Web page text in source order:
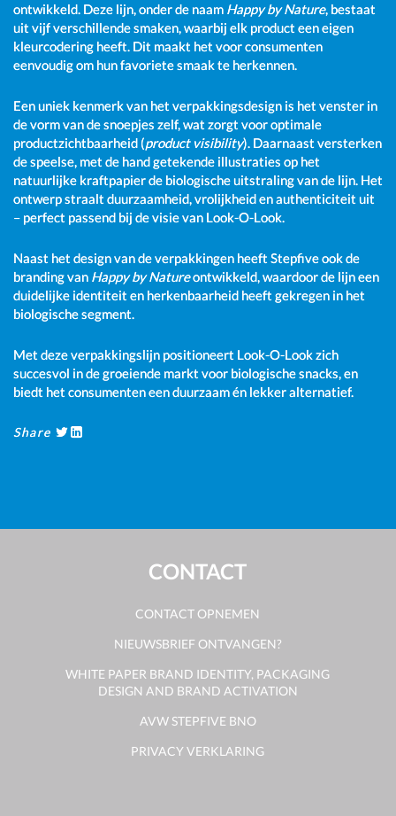
ontwikkeld. Deze lijn, onder de naam Happy by Nature, bestaat
uit vijf verschillende smaken, waarbij elk product een eigen
kleurcodering heeft. Dit maakt het voor consumenten
eenvoudig om hun favoriete smaak te herkennen.
Een uniek kenmerk van het verpakkingsdesign is het venster in
de vorm van de snoepjes zelf, wat zorgt voor optimale
productzichtbaarheid (product visibility). Daarnaast versterken
de speelse, met de hand getekende illustraties op het
natuurlijke kraftpapier de biologische uitstraling van de lijn. Het
ontwerp straalt duurzaamheid, vrolijkheid en authenticiteit uit
– perfect passend bij de visie van Look-O-Look.
Naast het design van de verpakkingen heeft Stepfive ook de
branding van Happy by Natureontwikkeld, waardoor de lijn een
duidelijke identiteit en herkenbaarheid heeft gekregen in het
biologische segment.
Met deze verpakkingslijn positioneert Look-O-Look zich
succesvol in de groeiende markt voor biologische snacks, en
biedt het consumenten een duurzaam én lekker alternatief.
Share
CONTACT
CONTACT OPNEMEN
NIEUWSBRIEF ONTVANGEN?
WHITE PAPER BRAND IDENTITY, PACKAGING
DESIGN AND BRAND ACTIVATION
AVW STEPFIVE BNO
PRIVACY VERKLARING